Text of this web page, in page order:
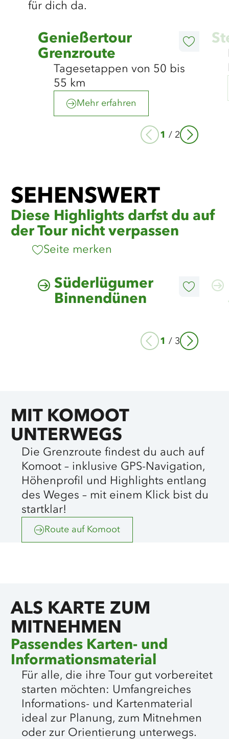
für dich da.
Diesen
Genießertour
Grenzroute
Tagesetappen von 50 bis
55 km
Mehr
erfahren
Mehr erfahren
Mehr
1 / 2
SEHENSWERT
Diese Highlights darfst du auf
der Tour nicht verpassen
Seite merken
Diesen
Süderlügumer
Binnendünen
Mehr
erfahren
Mehr
1 / 3
MIT KOMOOT
UNTERWEGS
Die Grenzroute findest du auch auf
Komoot – inklusive GPS-Navigation,
Höhenprofil und Highlights entlang
des Weges – mit einem Klick bist du
startklar!
Route auf Komoot
ALS KARTE ZUM
MITNEHMEN
Passendes Karten- und
Informationsmaterial
Für alle, die ihre Tour gut vorbereitet
starten möchten: Umfangreiches
Informations- und Kartenmaterial
ideal zur Planung, zum Mitnehmen
oder zur Orientierung unterwegs.